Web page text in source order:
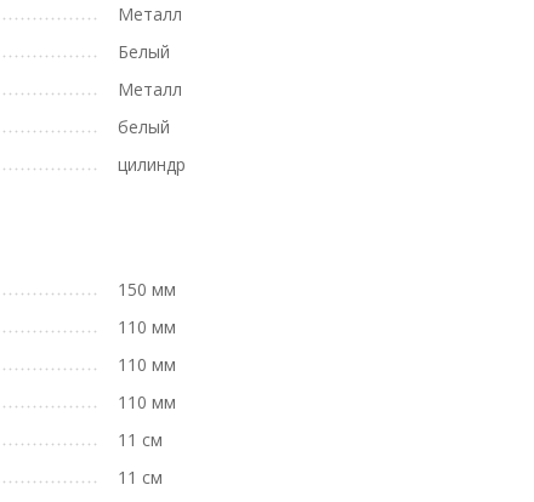
Металл
Белый
Металл
белый
цилиндр
150 мм
110 мм
110 мм
110 мм
11 см
11 см